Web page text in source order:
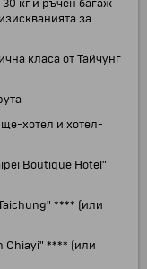
кг и ръчен багаж
за
класа от Тайчунг
хотел и хотел-
Boutique Hotel"
**** (или
Chiayi" **** (или